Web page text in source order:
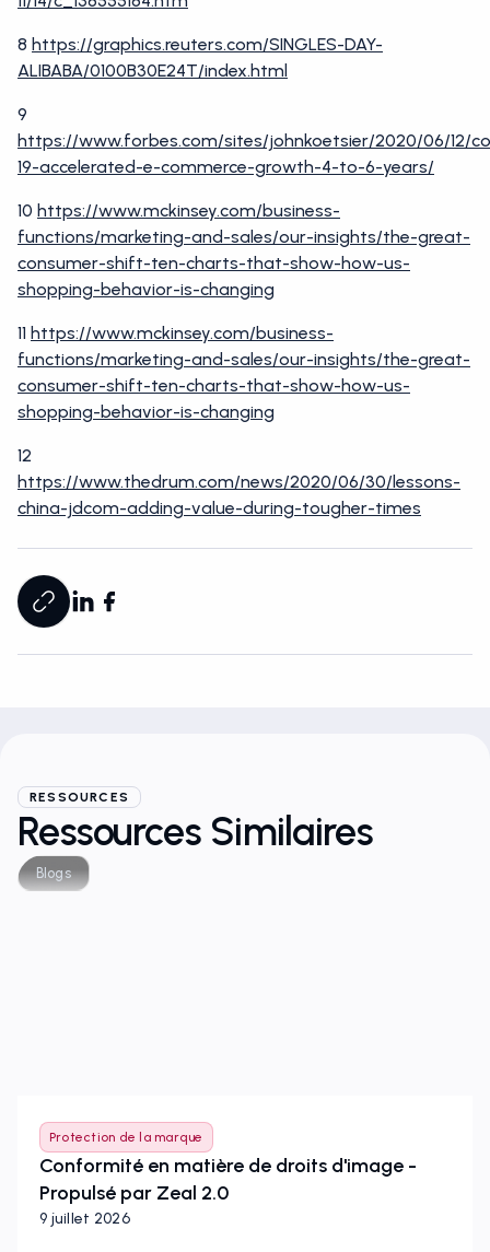
8 https://graphics.reuters.com/SINGLES-DAY-
ALIBABA/0100B30E24T/index.html
9
https://www.forbes.com/sites/johnkoetsier/2020/06/12/
19-accelerated-e-commerce-growth-4-to-6-years/
10 https://www.mckinsey.com/business-
functions/marketing-and-sales/our-insights/the-great-
consumer-shift-ten-charts-that-show-how-us-
shopping-behavior-is-changing
11 https://www.mckinsey.com/business-
functions/marketing-and-sales/our-insights/the-great-
consumer-shift-ten-charts-that-show-how-us-
shopping-behavior-is-changing
12
https://www.thedrum.com/news/2020/06/30/lessons-
china-jdcom-adding-value-during-tougher-times
RESSOURCES
Ressources Similaires
Blogs
Protection de la marque
Conformité en matière de droits d'image -
Propulsé par Zeal 2.0
9 juillet 2026